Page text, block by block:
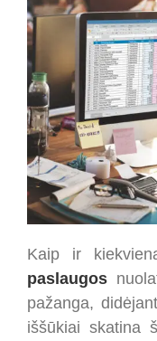
Kaip ir
paslaugos
pažanga,
iššūkiai skatina